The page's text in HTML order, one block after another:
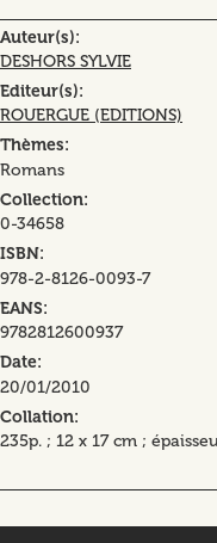
Auteur(s)
DESHORS SYLVIE
Editeur(s)
ROUERGUE (EDITIONS)
Thèmes
Romans
Collection
0-34658
ISBN
978-2-8126-0093-7
EANS
9782812600937
Date
20/01/2010
Collation
235p. ; 12 x 17 cm ;